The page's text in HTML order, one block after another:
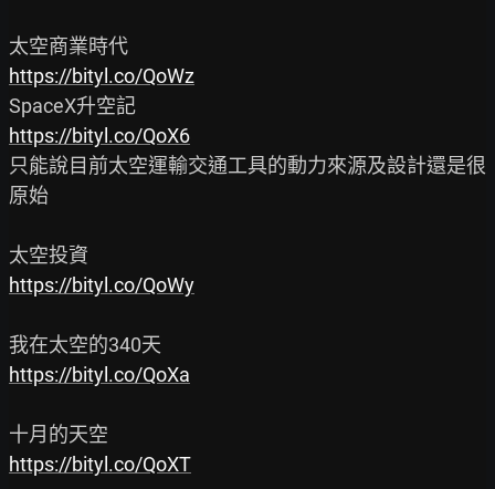
https://bityl.co/QoWz
https://bityl.co/QoX6
只能說目前太空運輸交通工具的動力來源及設計還是很
原始
https://bityl.co/QoWy
https://bityl.co/QoXa
https://bityl.co/QoXT